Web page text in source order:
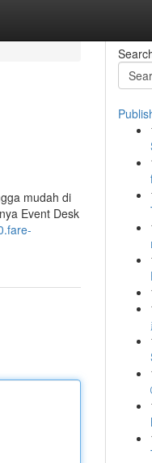
mudah di
Event Desk